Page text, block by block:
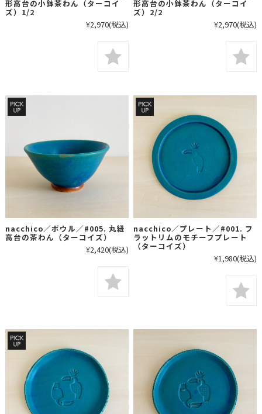
形高台の小鉢茶わん（ターコイ
ズ）1/2
¥2,970(税込)
形高台の小鉢茶わん（ターコイ
ズ）2/2
¥2,970(税込)
nacchico／ボウル／#005. 丸紐
高台の茶わん（ターコイズ）
¥2,420(税込)
nacchico／プレート／#001. フ
ラットリムのモチーフプレート
（ターコイズ）
¥1,980(税込)